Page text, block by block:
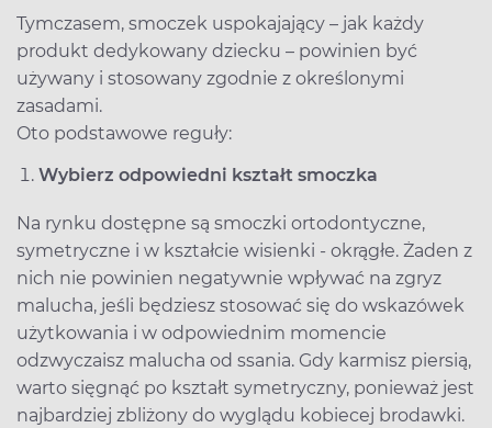
Tymczasem, smoczek uspokajający – jak każdy
produkt dedykowany dziecku – powinien być
używany i stosowany zgodnie z określonymi
zasadami.
Oto podstawowe reguły:
Wybierz odpowiedni kształt smoczka
Na rynku dostępne są smoczki ortodontyczne,
symetryczne i w kształcie wisienki - okrągłe. Żaden z
nich nie powinien negatywnie wpływać na zgryz
malucha, jeśli będziesz stosować się do wskazówek
użytkowania i w odpowiednim momencie
odzwyczaisz malucha od ssania. Gdy karmisz piersią,
warto sięgnąć po kształt symetryczny, ponieważ jest
najbardziej zbliżony do wyglądu kobiecej brodawki.